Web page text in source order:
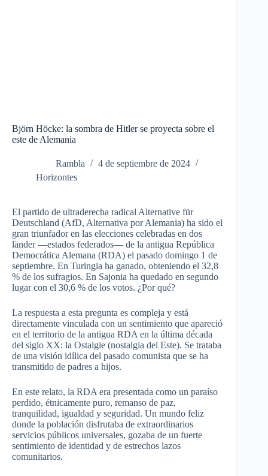
Björn Höcke: la sombra de Hitler se proyecta sobre el
este de Alemania
Rambla
4 de septiembre de 2024
Horizontes
El partido de ultraderecha radical Alternative für
Deutschland (AfD, Alternativa por Alemania) ha sido el
gran triunfador en las elecciones celebradas en dos
länder—estados federados— de la antigua República
Democrática Alemana (RDA) el pasado domingo 1 de
septiembre. En Turingia ha ganado, obteniendo el 32,8
% de los sufragios. En Sajonia ha quedado en segundo
lugar con el 30,6 % de los votos. ¿Por qué?
La respuesta a esta pregunta es compleja y está
directamente vinculada con un sentimiento que apareció
en el territorio de la antigua RDA en la última década
del siglo XX: la Ostalgie (nostalgia del Este). Se trataba
de una visión idílica del pasado comunista que se ha
transmitido de padres a hijos.
En este relato, la RDA era presentada como un paraíso
perdido, étnicamente puro, remanso de paz,
tranquilidad, igualdad y seguridad. Un mundo feliz
donde la población disfrutaba de extraordinarios
servicios públicos universales, gozaba de un fuerte
sentimiento de identidad y de estrechos lazos
comunitarios.